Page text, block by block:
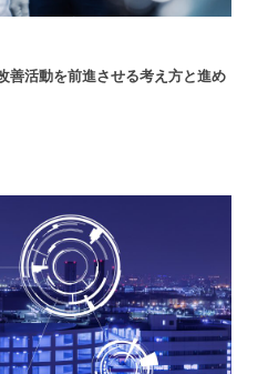
善活動を前進させる考え方と進め